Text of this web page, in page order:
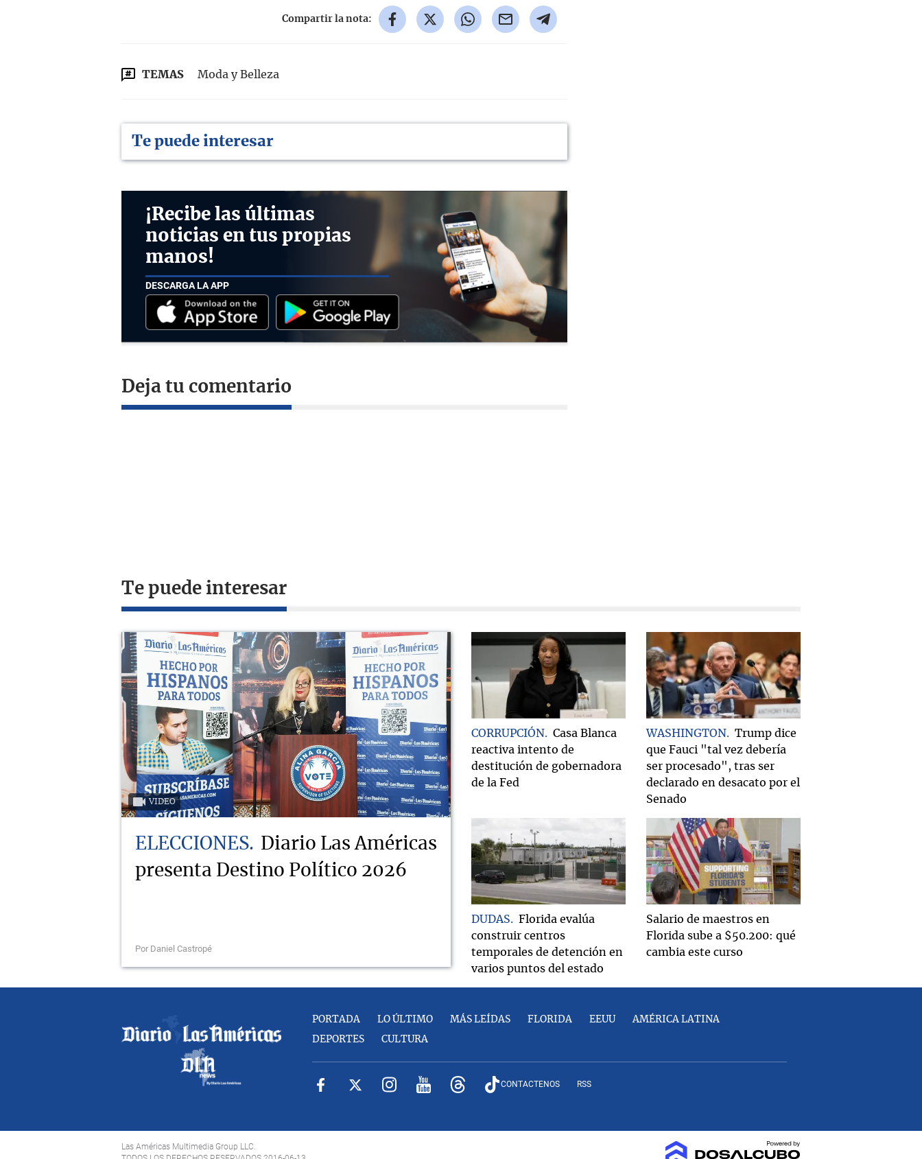
Compartir la nota:
TEMAS Moda y Belleza
Te puede interesar
¡Recibe las últimas
noticias en tus propias
manos!
DESCARGA LA APP
Deja tu comentario
Te puede interesar
VIDEO
ELECCIONES
Diario Las Américas
presenta Destino Político 2026
Por Daniel Castropé
CORRUPCIÓN
Casa Blanca
reactiva intento de
destitución de gobernadora
de la Fed
WASHINGTON
Trump dice
que Fauci "tal vez debería
ser procesado", tras ser
declarado en desacato por el
Senado
DUDAS
Florida evalúa
construir centros
temporales de detención en
varios puntos del estado
Salario de maestros en
Florida sube a $50.200: qué
cambia este curso
PORTADA LO ÚLTIMO MÁS LEÍDAS FLORIDA EEUU AMÉRICA LATINA
DEPORTES CULTURA
CONTACTENOS RSS
Las Américas Multimedia Group LLC.